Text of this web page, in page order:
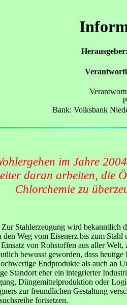
Bank: Volksbank
im Jahre
daran arbeiten, die
Chlorchemie zu
Stahlerzeugung wird bekanntlich
Weg vom Eisenerz bis zum
von Rohstoffen aus aller Welt,
bewusst geworden, dass
Endprodukte als auch an
Standort eher ein integrierter
Düngemittelproduktion oder
zur freundlichen Gestaltung
fortsetzen.